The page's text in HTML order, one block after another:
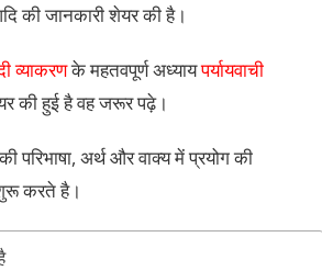
की जानकारी शेयर की है।
व्याकरणके महतवपूर्ण अध्यायपर्यायवाची
की हुई है वह जरूर पढ़े।
परिभाषा, अर्थ और वाक्य में प्रयोग की
करते है।